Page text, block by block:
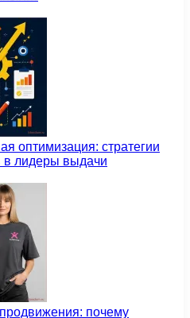
оптимизация: стратегии
в лидеры выдачи
почему